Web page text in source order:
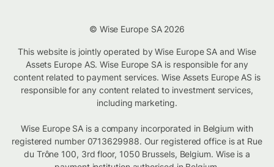
© Wise Europe SA 2026
This website is jointly operated by Wise Europe SA and Wise
Assets Europe AS. Wise Europe SA is responsible for any
content related to payment services. Wise Assets Europe AS is
responsible for any content related to investment services,
including marketing.
Wise Europe SA is a company incorporated in Belgium with
registered number 0713629988. Our registered office is at Rue
du Trône 100, 3rd floor, 1050 Brussels, Belgium. Wise is a